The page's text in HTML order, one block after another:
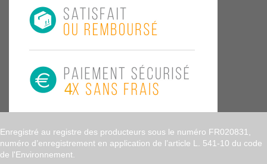
Enregistré au registre des producteurs sous le numéro FR020831,
numéro d’enregistrement en application de l’article L. 541-10 du code
de l'Environnement.